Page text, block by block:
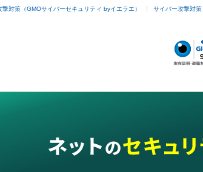
撃対策（GMOサイバーセキュリティ byイエラエ） サイバー攻撃対策